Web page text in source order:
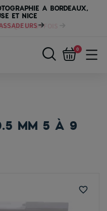
A BORDEAUX,
ET NICE
84 FOIS
0
MM 5 À 9
favorite_border